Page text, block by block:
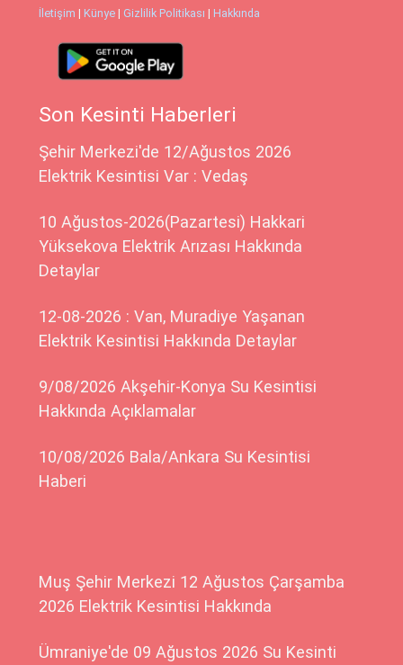
İletişim | Künye | Gizlilik Politikası | Hakkında
Son Kesinti Haberleri
Şehir Merkezi'de 12/Ağustos 2026
Elektrik Kesintisi Var : Vedaş
10 Ağustos-2026(Pazartesi) Hakkari
Yüksekova Elektrik Arızası Hakkında
Detaylar
12-08-2026 : Van, Muradiye Yaşanan
Elektrik Kesintisi Hakkında Detaylar
9/08/2026 Akşehir-Konya Su Kesintisi
Hakkında Açıklamalar
10/08/2026 Bala/Ankara Su Kesintisi
Haberi
Muş Şehir Merkezi 12 Ağustos Çarşamba
2026 Elektrik Kesintisi Hakkında
Ümraniye'de 09 Ağustos 2026 Su Kesinti